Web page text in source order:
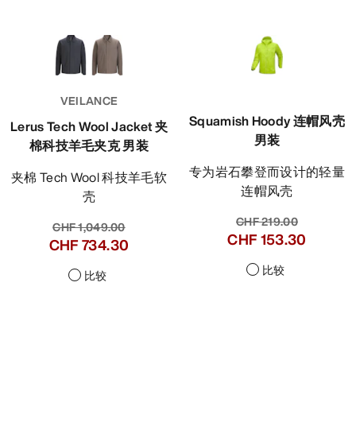
VEILANCE
Lerus Tech Wool Jacket 夹
棉科技羊毛夹克 男装
夹棉 Tech Wool 科技羊毛软
壳
CHF 1,049.00
CHF 734.30
比较
Squamish Hoody 连帽风壳
男装
专为岩石攀登而设计的轻量
连帽风壳
CHF 219.00
CHF 153.30
比较